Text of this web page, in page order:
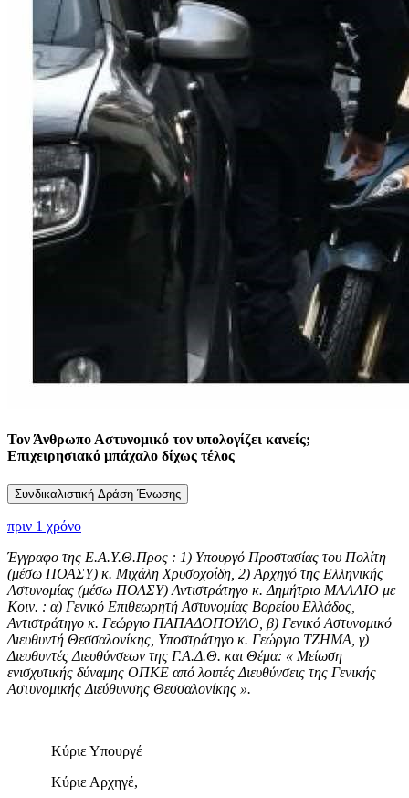
Τον Άνθρωπο Αστυνομικό τον υπολογίζει κανείς;
Επιχειρησιακό μπάχαλο δίχως τέλος
Συνδικαλιστική Δράση Ένωσης
πριν 1 χρόνο
Έγγραφο της Ε.Α.Υ.Θ.Προς : 1) Υπουργό Προστασίας του Πολίτη
(μέσω ΠΟΑΣΥ) κ. Μιχάλη Χρυσοχοΐδη, 2) Αρχηγό της Ελληνικής
Αστυνομίας (μέσω ΠΟΑΣΥ) Αντιστράτηγο κ. Δημήτριο ΜΑΛΛΙΟ με
Κοιν. : α) Γενικό Επιθεωρητή Αστυνομίας Βορείου Ελλάδος,
Αντιστράτηγο κ. Γεώργιο ΠΑΠΑΔΟΠΟΥΛΟ, β) Γενικό Αστυνομικό
Διευθυντή Θεσσαλονίκης, Υποστράτηγο κ. Γεώργιο ΤΖΗΜΑ, γ)
Διευθυντές Διευθύνσεων της Γ.Α.Δ.Θ. και Θέμα: « Μείωση
ενισχυτικής δύναμης ΟΠΚΕ από λοιπές Διευθύνσεις της Γενικής
Αστυνομικής Διεύθυνσης Θεσσαλονίκης ».
Κύριε Υπουργέ
Κύριε Αρχηγέ,